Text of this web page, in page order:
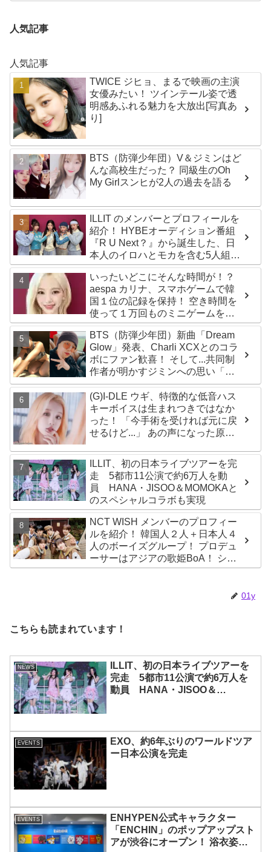
人気記事
人気記事
TWICE ジヒョ、まるで映画の主演
女優みたい！ ツインテール姿で透
明感あふれる魅力を大放出[写真あ
り]
BTS（防弾少年団）V＆ジミンはど
んな高校生だった？ 同級生のOh
My Girlスンヒが2人の過去を語る
ILLIT のメンバーとプロフィールを
紹介！ HYBEオーディション番組
『R U Next？』から誕生した、日
本人のイロハとモカを含む5人組ガ
ールズグループ！ デビュー曲
「Magnetic」がいきなりの大ヒッ
ト
いったいどこにそんな時間が！？
aespa カリナ、スマホゲームで韓
国１位の記録を保持！ 空き時間を
使って１万回ものミニゲームをク
リア「芸能人たちが時間がないと
言っているのは全部嘘」
BTS（防弾少年団）新曲「Dream
Glow」発表、Charli XCXとのコラ
ボにファン歓喜！ そして...共同制
作者が明かすジミンへの思い「彼
の夢、そして彼の絶望から生まれ
た歌」
(G)I-DLE ウギ、特徴的な低音ハス
キーボイスは生まれつきではなか
った！ 「今手術を受ければ元に戻
せるけど...」 あの声になった原因
ILLIT、初の日本ライブツアーを完
走 5都市11公演で約6万人を動
員 HANA・JISOO＆MOMOKAと
のスペシャルコラボも実現
NCT WISH メンバーのプロフィー
ルを紹介！ 韓国人２人＋日本人４
人のボーイズグループ！ プロデュ
ーサーはアジアの歌姫BoA！ シオ
ン、ジェヒ、リク、ユウシ、リョ
01y
こちらも読まれています！
NEWS
ILLIT、初の日本ライブツアーを
完走 5都市11公演で約6万人を
動員 HANA・JISOO＆
EVENTS
EXO、約6年ぶりのワールドツア
ー日本公演を完走
EVENTS
ENHYPEN公式キャラクター
「ENCHIN」のポップアップスト
アが渋谷にオープン！ 浴衣姿の